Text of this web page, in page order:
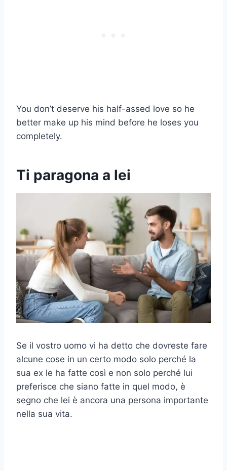
You don’t deserve his half-assed love so he
better make up his mind before he loses you
completely.
Ti paragona a lei
Se il vostro uomo vi ha detto che dovreste fare
alcune cose in un certo modo solo perché la
sua ex le ha fatte così e non solo perché lui
preferisce che siano fatte in quel modo, è
segno che lei è ancora una persona importante
nella sua vita.